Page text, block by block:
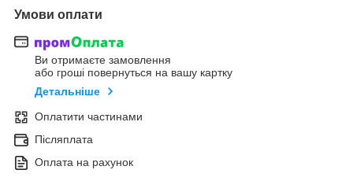
Умови оплати
Ви отримаєте замовлення
або гроші повернуться на вашу картку
Детальніше
Оплатити частинами
Післяплата
Оплата на рахунок